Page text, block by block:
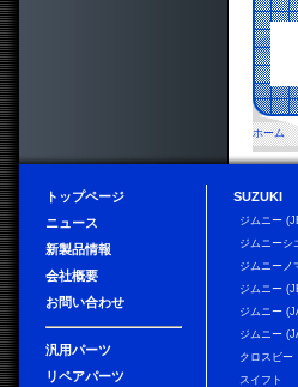
ホーム
トップページ
ニュース
新製品情報
会社概要
お問い合わせ
汎用パーツ
リペアパーツ
SUZUKI
ジムニー
ジムニーシ
ジムニーノ
ジムニー
ジムニー
ジムニー
クロスビー
スイフト